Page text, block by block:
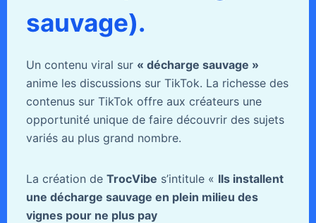
sauvage).
Un contenu viral sur « décharge sauvage »
anime les discussions sur TikTok. La richesse des
contenus sur TikTok offre aux créateurs une
opportunité unique de faire découvrir des sujets
variés au plus grand nombre.
La création de TrocVibe s’intitule « Ils installent
une décharge sauvage en plein milieu des
vignes pour ne plus pay